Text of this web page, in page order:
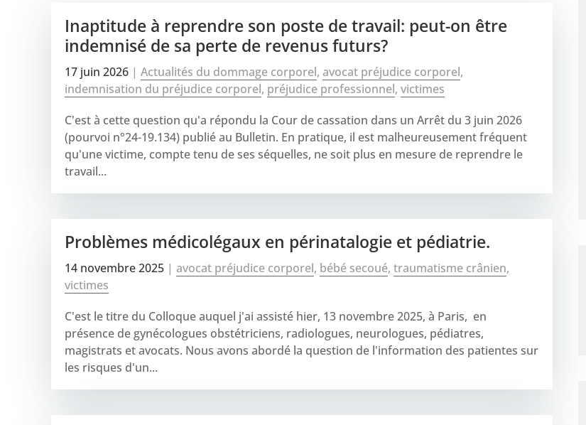
Inaptitude à reprendre son poste de travail: peut-on être
indemnisé de sa perte de revenus futurs?
17 juin 2026 | Actualités du dommage corporel, avocat préjudice corporel,
indemnisation du préjudice corporel, préjudice professionnel, victimes
C'est à cette question qu'a répondu la Cour de cassation dans un Arrêt du 3 juin 2026
(pourvoi n°24-19.134) publié au Bulletin. En pratique, il est malheureusement fréquent
qu'une victime, compte tenu de ses séquelles, ne soit plus en mesure de reprendre le
travail...
Problèmes médicolégaux en périnatalogie et pédiatrie.
14 novembre 2025 | avocat préjudice corporel, bébé secoué, traumatisme crânien,
victimes
C'est le titre du Colloque auquel j'ai assisté hier, 13 novembre 2025, à Paris, en
présence de gynécologues obstétriciens, radiologues, neurologues, pédiatres,
magistrats et avocats. Nous avons abordé la question de l'information des patientes sur
les risques d'un...